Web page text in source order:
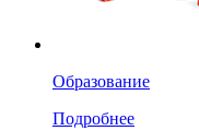
Образование
Подробнее